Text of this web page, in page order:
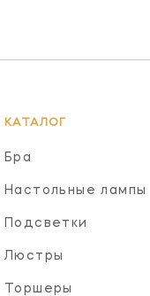
КАТАЛОГ
Бра
Настольные лампы
Подсветки
Люстры
Торшеры